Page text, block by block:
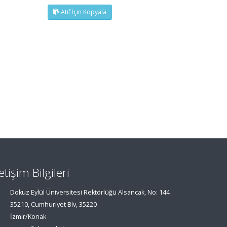
Atıf İçin Kopyala
Bilgileri
Dokuz Eylül Üniversitesi Rektörlüğü Alsancak, No: 144
35210, Cumhuriyet Blv, 35220
İzmir/Konak